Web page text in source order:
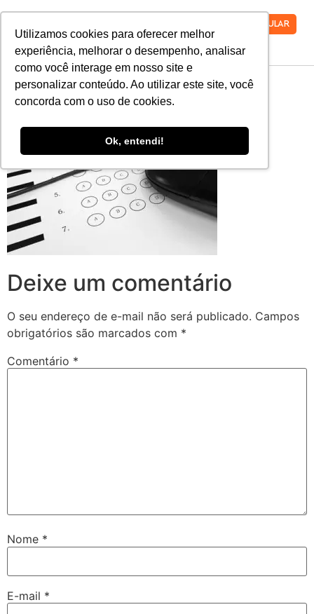
Utilizamos cookies para oferecer melhor
experiência, melhorar o desempenho, analisar
como você interage em nosso site e
personalizar conteúdo. Ao utilizar este site, você
concorda com o uso de cookies.
Ok, entendi!
VESTIBULAR
527618155
Deixe um comentário
O seu endereço de e-mail não será publicado. Campos
obrigatórios são marcados com *
Comentário *
Nome *
E-mail *